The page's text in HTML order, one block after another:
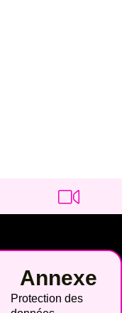
Annexe
Protection des